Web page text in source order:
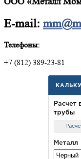
E-mail:
Телефоны:
+7 (812) 389-23-81